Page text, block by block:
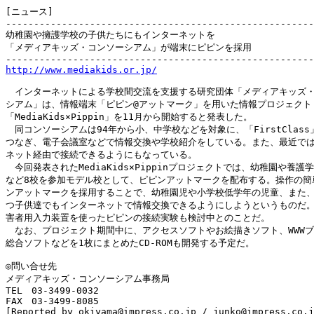
[ニュース]
幼稚園や擁護学校の子供たちにもインターネットを
「メディアキッズ・コンソーシアム」が端末にピピンを採用
http://www.mediakids.or.jp/
インターネットによる学校間交流を支援する研究団体「メディアキッズ
シアム」は、情報端末「ピピン@アットマーク」を用いた情報プロジェクト
「MediaKids×Pippin」を11月から開始すると発表した。
同コンソーシアムは94年から小、中学校などを対象に、「FirstClass
つなぎ、電子会議室などで情報交換や学校紹介をしている。また、最近で
ネット経由で接続できるようにもなっている。
今回発表されたMediaKids×Pippinプロジェクトでは、幼稚園や養護学
など8校を参加モデル校として、ピピンアットマークを配布する。操作の
ンアットマークを採用することで、幼稚園児や小学校低学年の児童、また
つ子供達でもインターネットで情報交換できるようにしようというものだ
害者用入力装置を使ったピピンの接続実験も検討中とのことだ。
なお、プロジェクト期間中に、アクセスソフトやお絵描きソフト、WWW
総合ソフトなどを1枚にまとめたCD-ROMも開発する予定だ。
◎問い合せ先
メディアキッズ・コンソーシアム事務局
TEL　03-3499-0032
FAX　03-3499-8085
[Reported by okiyama@impress.co.jp /